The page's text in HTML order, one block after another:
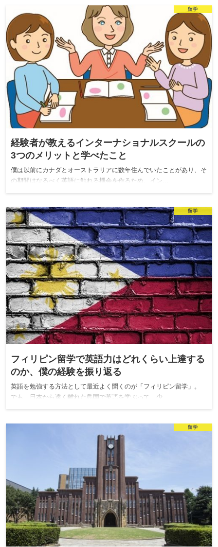
留学
経験者が教えるインターナショナルスクールの
3つのメリットと学べたこと
僕は以前にカナダとオーストラリアに数年住んでいたことがあり、そ
の期間はなるべく英語に触れる機会を作るため、イン…
留学
フィリピン留学で英語力はどれくらい上達する
のか、僕の経験を振り返る
英語を勉強する方法として最近よく聞くのが「フィリピン留学」。
でも、日本から遠く離れた島国で英語を学ぶって、少…
留学